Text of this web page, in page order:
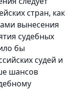
стран, как
вынесения
судебных
бы
судей и
шансов